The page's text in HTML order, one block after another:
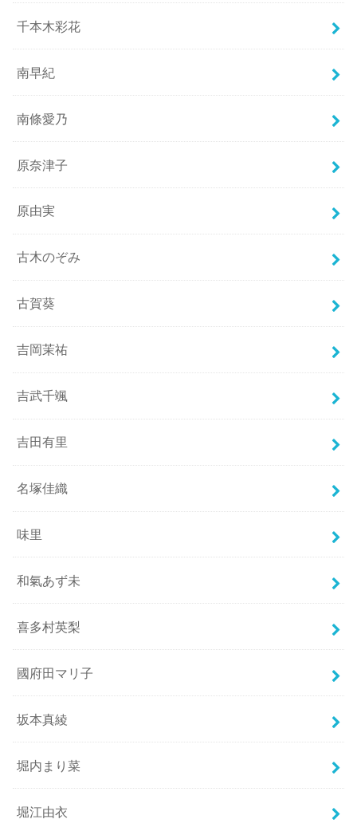
千本木彩花
南早紀
南條愛乃
原奈津子
原由実
古木のぞみ
古賀葵
吉岡茉祐
吉武千颯
吉田有里
名塚佳織
味里
和氣あず未
喜多村英梨
國府田マリ子
坂本真綾
堀内まり菜
堀江由衣